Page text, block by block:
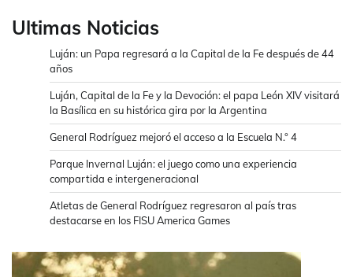
Ultimas Noticias
Luján: un Papa regresará a la Capital de la Fe después de 44
años
Luján, Capital de la Fe y la Devoción: el papa León XIV visitará
la Basílica en su histórica gira por la Argentina
General Rodríguez mejoró el acceso a la Escuela N.° 4
Parque Invernal Luján: el juego como una experiencia
compartida e intergeneracional
Atletas de General Rodríguez regresaron al país tras
destacarse en los FISU America Games